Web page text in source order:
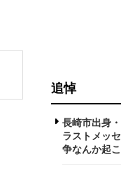
追悼
長崎市出身
ラストメッ
争なんか起